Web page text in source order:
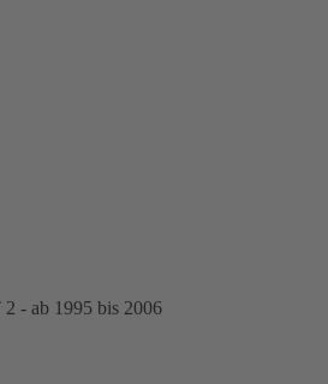
- ab 1995 bis 2006